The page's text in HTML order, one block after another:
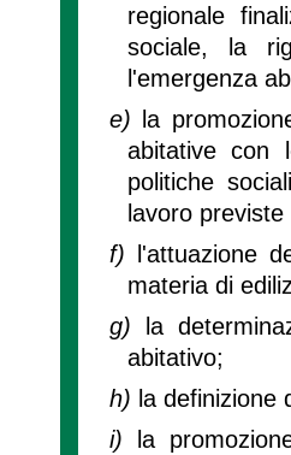
regionale
sociale, la
l'emergenza
e)
la
abitative con
politiche
lavoro
f)
l'attuazione
materia di
g)
la
abitativo;
h) la definizione
i)
la